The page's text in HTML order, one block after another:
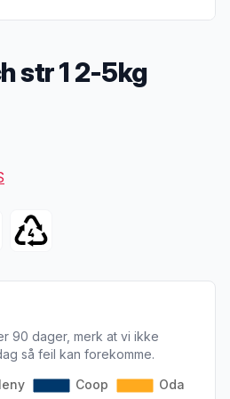
str 1 2-5kg
90 dager, merk at vi ikke
så feil kan forekomme.